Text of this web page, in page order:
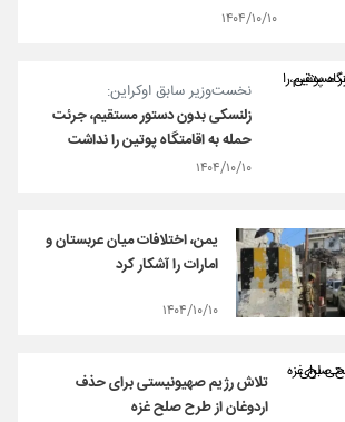
۱۴۰۴/۱۰/۱۰
نخست‌وزیر سابق اوکراین:
زلنسکی بدون دستور مستقیم، جرئت
حمله به اقامتگاه پوتین را نداشت
۱۴۰۴/۱۰/۱۰
یمن، اختلافات میان عربستان و
امارات را آشکار کرد
۱۴۰۴/۱۰/۱۰
تلاش رژیم صهیونیستی برای حذف
اردوغان از طرح صلح غزه